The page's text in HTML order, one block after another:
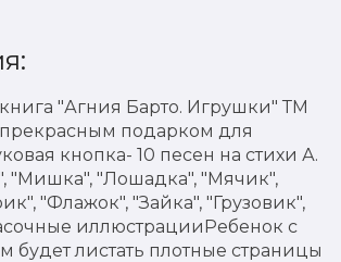
"Агния Барто. Игрушки" ТМ
прекрасным подарком для
кнопка- 10 песен на стихи А.
"Мишка", "Лошадка", "Мячик",
"Флажок", "Зайка", "Грузовик",
иллюстрацииРебенок с
будет листать плотные страницы